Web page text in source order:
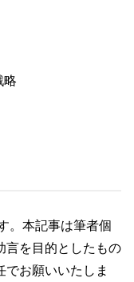
略
。本記事は筆者個
言を目的としたもの
でお願いいたしま